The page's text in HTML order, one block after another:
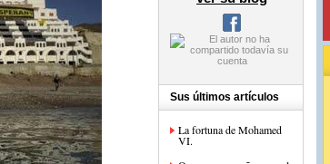
Sus últimos artículos
La fortuna de Mohamed
VI.